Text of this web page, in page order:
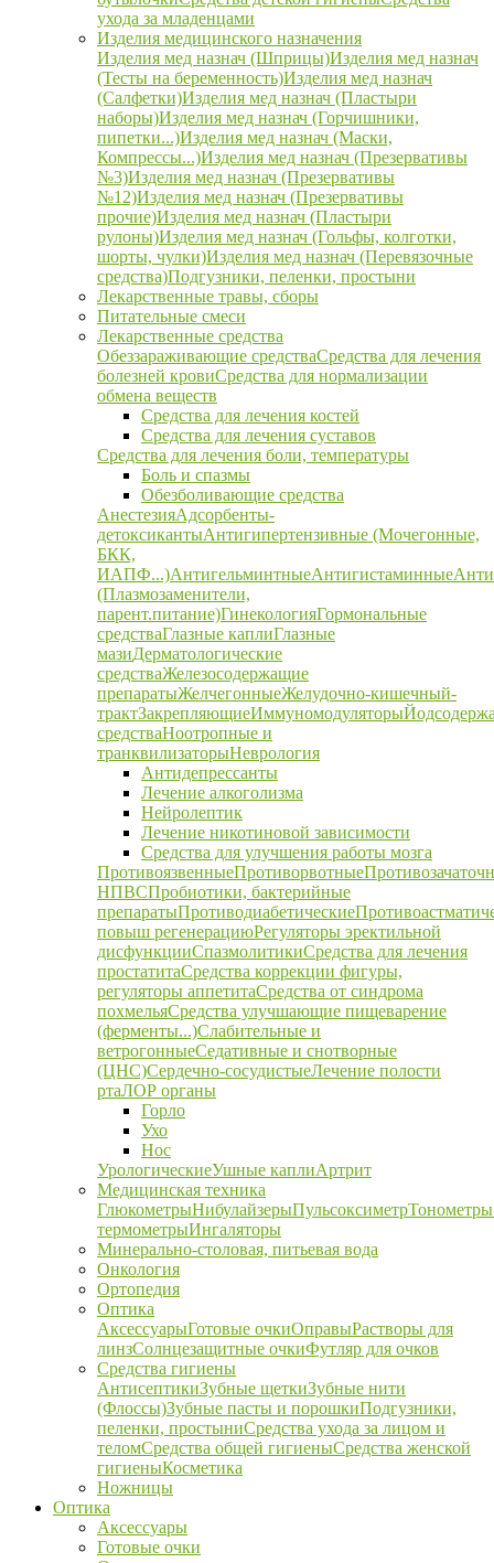
ухода за младенцами
Изделия медицинского назначения
Изделия мед назнач (Шприцы)Изделия мед назнач
(Тесты на беременность)Изделия мед назнач
(Салфетки)Изделия мед назнач (Пластыри
наборы)Изделия мед назнач (Горчишники,
пипетки...)Изделия мед назнач (Маски,
Компрессы...)Изделия мед назнач (Презервативы
№3)Изделия мед назнач (Презервативы
№12)Изделия мед назнач (Презервативы
прочие)Изделия мед назнач (Пластыри
рулоны)Изделия мед назнач (Гольфы, колготки,
шорты, чулки)Изделия мед назнач (Перевязочные
средства)Подгузники, пеленки, простыни
Лекарственные травы, сборы
Питательные смеси
Лекарственные средства
Обеззараживающие средстваСредства для лечения
болезней кровиСредства для нормализации
обмена веществ
Средства для лечения костей
Средства для лечения суставов
Средства для лечения боли, температуры
Боль и спазмы
Обезболивающие средства
АнестезияАдсорбенты-
детоксикантыАнтигипертензивные (Мочегонные,
БКК,
ИАПФ...)АнтигельминтныеАнтигистаминные
(Плазмозаменители,
парент.питание)ГинекологияГормональные
средстваГлазные каплиГлазные
мазиДерматологические
средстваЖелезосодержащие
препаратыЖелчегонныеЖелудочно-кишечный-
трактЗакрепляющиеИммуномодуляторы
средстваНоотропные и
транквилизаторыНеврология
Антидепрессанты
Лечение алкоголизма
Нейролептик
Лечение никотиновой зависимости
Средства для улучшения работы мозга
ПротивоязвенныеПротиворвотные
НПВСПробиотики, бактерийные
препаратыПротиводиабетические
повыш регенерациюРегуляторы эректильной
дисфункцииСпазмолитикиСредства для лечения
простатитаСредства коррекции фигуры,
регуляторы аппетитаСредства от синдрома
похмельяСредства улучшающие пищеварение
(ферменты...)Слабительные и
ветрогонныеСедативные и снотворные
(ЦНС)Сердечно-сосудистыеЛечение полости
ртаЛОР органы
Горло
Ухо
Нос
УрологическиеУшные каплиАртрит
Медицинская техника
ГлюкометрыНибулайзерыПульсоксиметрТонометры
термометрыИнгаляторы
Минерально-столовая, питьевая вода
Онкология
Ортопедия
Оптика
АксессуарыГотовые очкиОправыРастворы для
линзСолнцезащитные очкиФутляр для очков
Средства гигиены
АнтисептикиЗубные щеткиЗубные нити
(Флоссы)Зубные пасты и порошкиПодгузники,
пеленки, простыниСредства ухода за лицом и
теломСредства общей гигиеныСредства женской
гигиеныКосметика
Ножницы
Оптика
Аксессуары
Готовые очки